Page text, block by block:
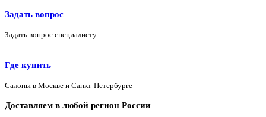
Задать вопрос
Задать вопрос специалисту
Где купить
Салоны в Москве и Санкт-Петербурге
Доставляем в любой регион России